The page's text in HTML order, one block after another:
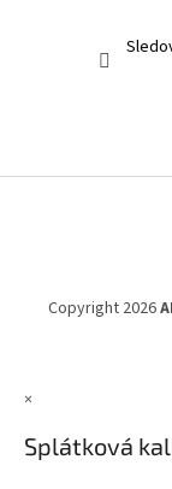
Copyright 2026
×
Splátková